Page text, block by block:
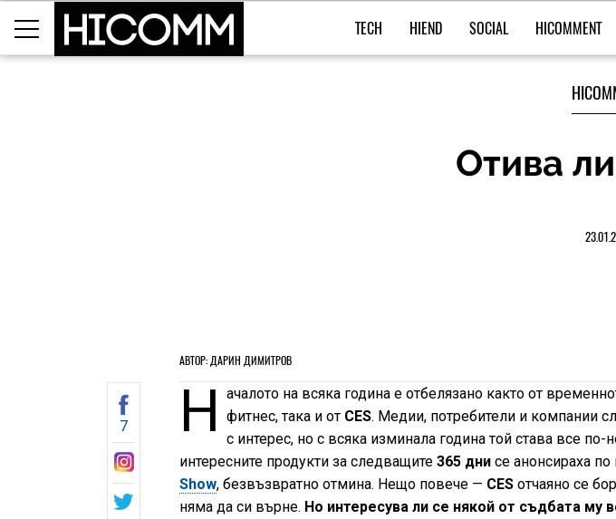
TECH HIEND SOCIAL HICOMMENT
Отива
АВТОР: ДАРИН ДИМИТРОВ
7 Н
ачалото на всяка година е отбелязано както от
фитнес, така и от CES. Медии, потребители и компании
с интерес, но с всяка изминала година той става все
интересните продукти за следващите365 дни се анонсираха
Show, безвъзвратно отмина. Нещо повече — CES отчаяно се
няма да си върне. Но интересува ли се някой от съдбата му